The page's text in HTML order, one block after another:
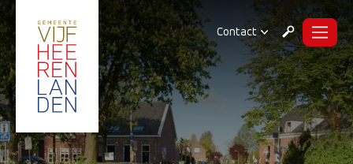
Contact ZoekenMenu